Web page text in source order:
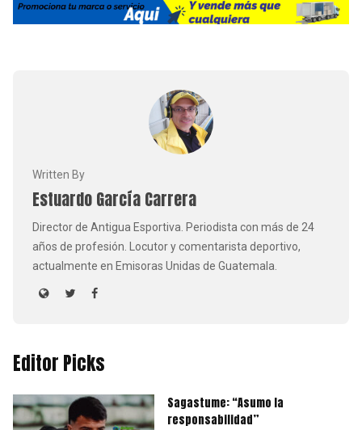
Written By
Estuardo García Carrera
Director de Antigua Esportiva. Periodista con más de 24
años de profesión. Locutor y comentarista deportivo,
actualmente en Emisoras Unidas de Guatemala.
Editor Picks
Sagastume: “Asumo la
responsabilidad”